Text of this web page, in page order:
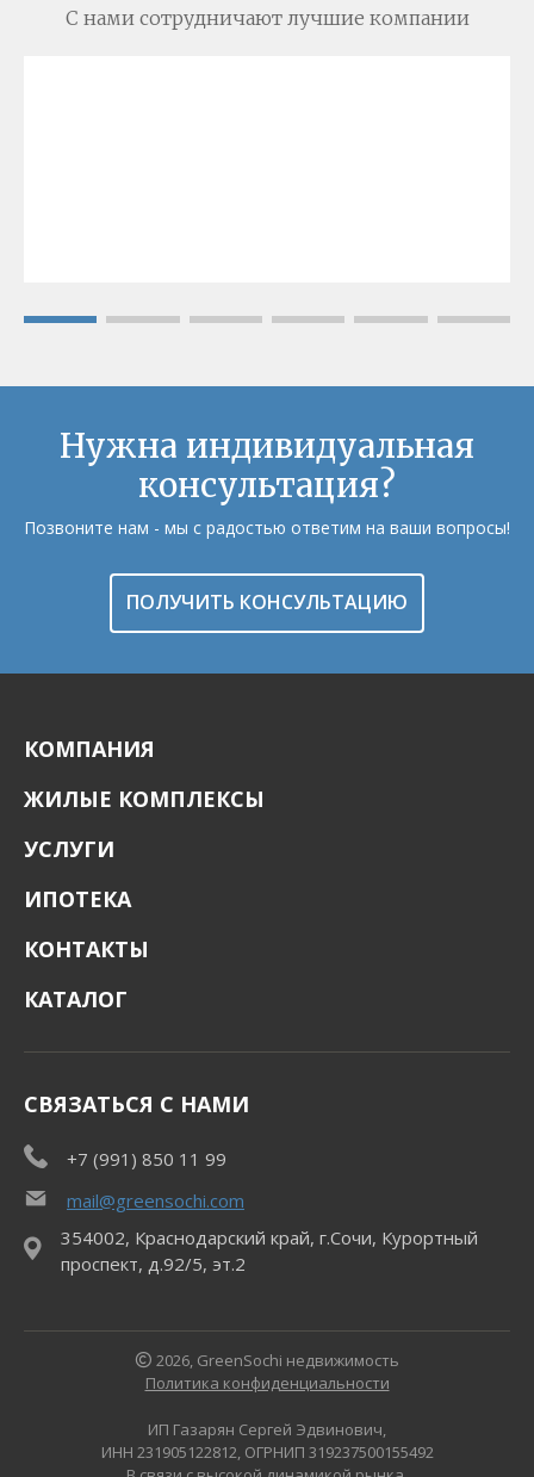
С нами сотрудничают лучшие компании
Нужна индивидуальная
консультация?
Позвоните нам - мы с радостью ответим на ваши вопросы!
ПОЛУЧИТЬ КОНСУЛЬТАЦИЮ
КОМПАНИЯ
ЖИЛЫЕ КОМПЛЕКСЫ
УСЛУГИ
ИПОТЕКА
КОНТАКТЫ
КАТАЛОГ
СВЯЗАТЬСЯ С НАМИ
+7 (991) 850 11 99
mail@greensochi.com
354002, Краснодарский край, г.Сочи, Курортный
проспект, д.92/5, эт.2
2026, GreenSochi недвижимость
Политика конфиденциальности
ИП Газарян Сергей Эдвинович,
ИНН 231905122812, ОГРНИП 319237500155492